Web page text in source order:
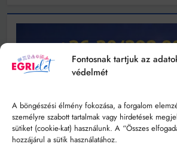
Fontosnak tartjuk az
védelmét
A böngészési élmény fokozása, a forgalom
személyre szabott tartalmak vagy hirdetések
sütiket (cookie-kat) használunk. A “Összes
hozzájárul a sütik használatához.